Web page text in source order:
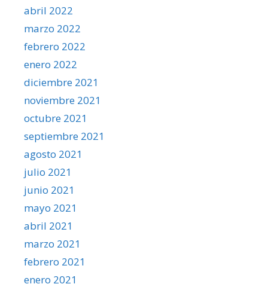
abril 2022
marzo 2022
febrero 2022
enero 2022
diciembre 2021
noviembre 2021
octubre 2021
septiembre 2021
agosto 2021
julio 2021
junio 2021
mayo 2021
abril 2021
marzo 2021
febrero 2021
enero 2021